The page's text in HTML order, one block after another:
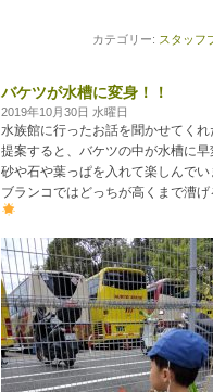
カテゴリー: スタッフ
バケツが水槽に変身！！
2019年10月30日 水曜日
水族館に行ったお話を聞かせてく
提案すると、バケツの中が水槽に早
砂や石や葉っぱを入れて楽しんでい
ブランコではどっちが高くまで漕